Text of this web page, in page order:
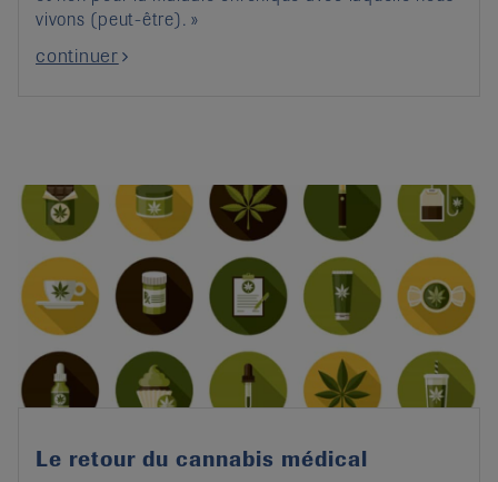
vivons (peut-être). »
continuer
Le retour du cannabis médical